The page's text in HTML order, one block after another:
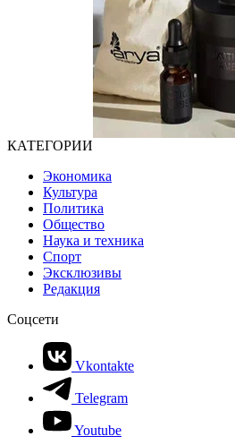
КАТЕГОРИИ
Экономика
Культура
Политика
Общество
Наука и техника
Спорт
Эксклюзивы
Редакция
Соцсети
Vkontakte
Telegram
Youtube